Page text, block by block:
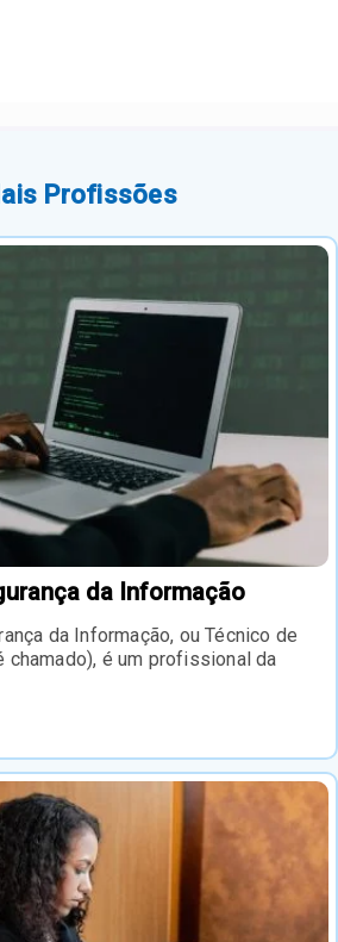
Profissões
da Informação
da Informação, ou Técnico de
chamado), é um profissional da